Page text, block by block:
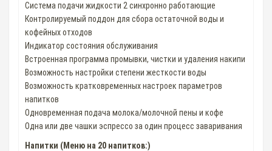
Система подачи жидкости 2 синхронно работающие
Контролируемый поддон для сбора остаточной воды и
кофейных отходов
Индикатор состояния обслуживания
Встроенная программа промывки, чистки и удаления накипи
Возможность настройки степени жесткости воды
Возможность кратковременных настроек параметров
напитков
Одновременная подача молока/молочной пены и кофе
Одна или две чашки эспрессо за один процесс заваривания
Напитки (Меню на 20 напитков:)